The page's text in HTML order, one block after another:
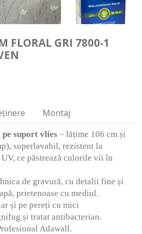
FLORAL GRI 7800-1
Montaj
suport vlies – lățime 106 cm și
superlavabil, rezistent la
ce păstrează culorile vii în
de gravură, cu detalii fine și
prietenoase cu mediul.
și pe pereți cu mici
și tratat antibacterian.
Adawall.